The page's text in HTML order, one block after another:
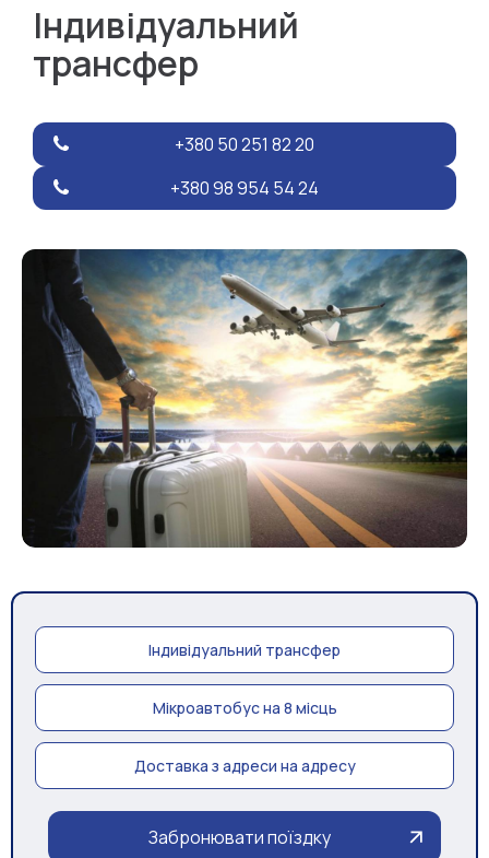
Індивідуальний
трансфер
+380 50 251 82 20
+380 98 954 54 24
Індивідуальний трансфер
Мікроавтобус на 8 місць
Доставка з адреси на адресу
Забронювати поїздку